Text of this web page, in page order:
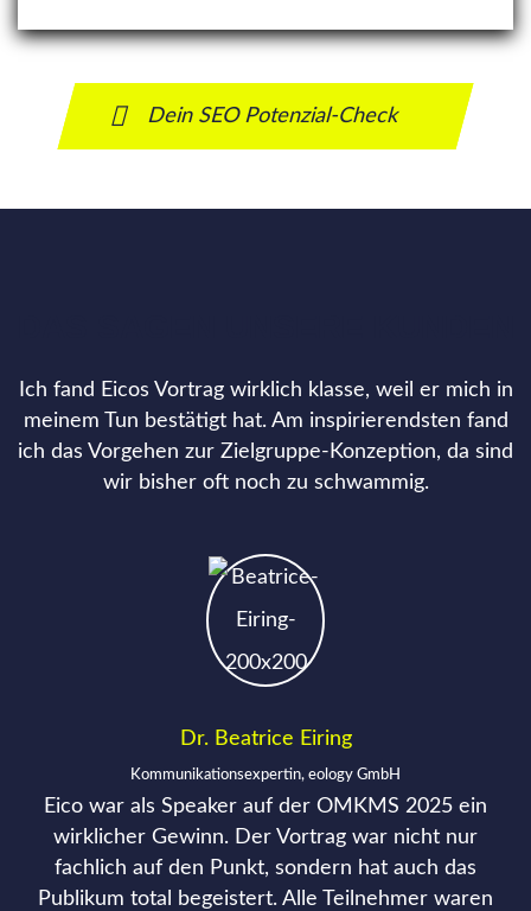
Dein SEO Potenzial-Check
Ich fand Eicos Vortrag wirklich klasse, weil er mich in
meinem Tun bestätigt hat. Am inspirierendsten fand
ich das Vorgehen zur Zielgruppe-Konzeption, da sind
wir bisher oft noch zu schwammig.
Dr. Beatrice Eiring
Kommunikationsexpertin, eology GmbH
Eico war als Speaker auf der OMKMS 2025 ein
wirklicher Gewinn. Der Vortrag war nicht nur
fachlich auf den Punkt, sondern hat auch das
Publikum total begeistert. Alle Teilnehmer waren